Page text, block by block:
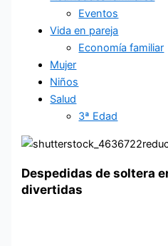
Eventos
Vida en pareja
Economía familiar
Mujer
Niños
Salud
3ª Edad
Despedidas de soltera
divertidas